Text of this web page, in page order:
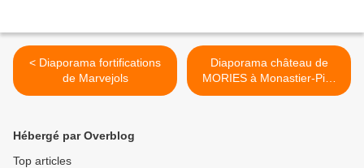
< Diaporama fortifications
de Marvejols
Diaporama château de
MORIES à Monastier-Pin-
Moriès >
Hébergé par Overblog
Top articles